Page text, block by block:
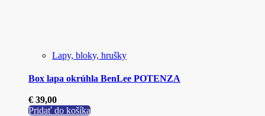
Lapy, bloky, hrušky
Box lapa okrúhla BenLee POTENZA
€ 39,00
Pridať do košíka